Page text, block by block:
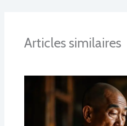
Articles similaires